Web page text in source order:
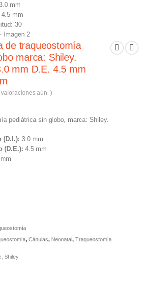
de traqueostomía
marca: Shiley.
mm D.E. 4.5 mm
aún. )
pediátrica sin globo, marca: Shiley.
(D.I.): 3.0 mm
(D.E.): 4.5 mm
, Cánulas, Neonatal, Traqueostomía
, Shiley